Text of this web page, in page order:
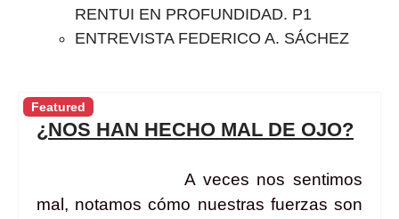
RENTUI EN PROFUNDIDAD. P1
ENTREVISTA FEDERICO A. SÁCHEZ
Featured
¿NOS HAN HECHO MAL DE OJO?
A veces nos sentimos
mal, notamos cómo nuestras fuerzas son